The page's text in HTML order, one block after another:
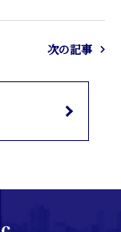
次の記事